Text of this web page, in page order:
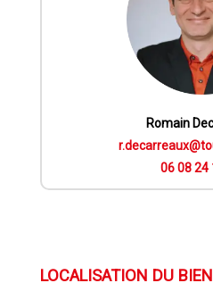
Romain
06 08 24
LOCALISATION DU BIEN